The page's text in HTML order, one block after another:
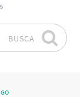
BUSCA